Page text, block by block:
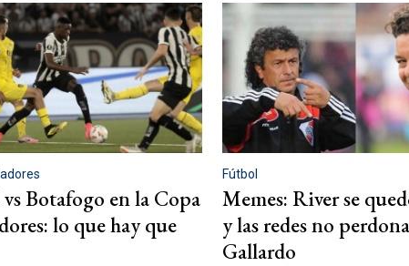
Botafogo en la Copa
lo que hay que
Fútbol
Memes: River se
y las redes no
Gallardo